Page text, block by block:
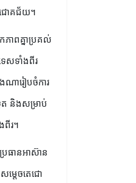
ជោគជ័យ។
ភាពគ្នាប្រគល់
េសទាំងពីរ
ណារៀបចំការ
ត និងសម្រាប់
ពីរ។
រធានអាស៊ាន
ម្ដេចតេជោ